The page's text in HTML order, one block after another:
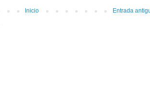
Entrada
Inicio